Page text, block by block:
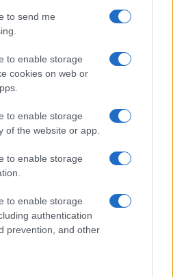
to send me
to enable storage
cookies on web or
to enable storage
of the website or app.
to enable storage
to enable storage
authentication
prevention, and other